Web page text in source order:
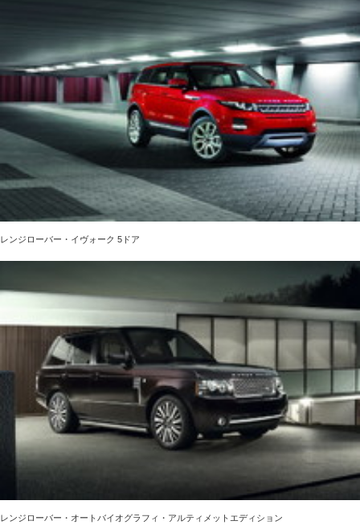
レンジローバー・イヴォーク 5ドア
レンジローバー・オートバイオグラフィ・アルティメットエディション